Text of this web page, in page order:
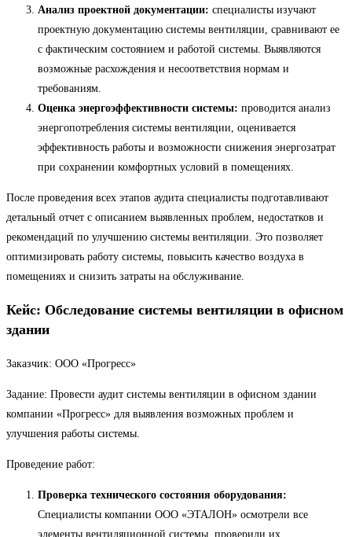
Анализ проектной документации: специалисты изучают
проектную документацию системы вентиляции, сравнивают ее
с фактическим состоянием и работой системы. Выявляются
возможные расхождения и несоответствия нормам и
требованиям.
Оценка энергоэффективности системы: проводится анализ
энергопотребления системы вентиляции, оценивается
эффективность работы и возможности снижения энергозатрат
при сохранении комфортных условий в помещениях.
После проведения всех этапов аудита специалисты подготавливают
детальный отчет с описанием выявленных проблем, недостатков и
рекомендаций по улучшению системы вентиляции. Это позволяет
оптимизировать работу системы, повысить качество воздуха в
помещениях и снизить затраты на обслуживание.
Кейс: Обследование системы вентиляции в офисном
здании
Заказчик: ООО «Прогресс»
Задание: Провести аудит системы вентиляции в офисном здании
компании «Прогресс» для выявления возможных проблем и
улучшения работы системы.
Проведение работ:
Проверка технического состояния оборудования:
Специалисты компании ООО «ЭТАЛОН» осмотрели все
элементы вентиляционной системы, проверили их